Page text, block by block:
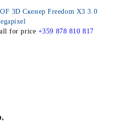
3D Скенер Freedom X3 3.0
for price +359 878 810 817